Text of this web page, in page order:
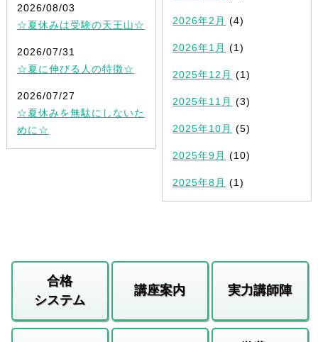
2026/08/03
☆夏休みは受験の天王山☆
2026/07/31
☆夏に伸びる人の特徴☆
2026/07/27
☆夏休みを無駄にしないた
めに☆
2026年2月 (4)
2026年1月 (1)
2025年12月 (1)
2025年11月 (3)
2025年10月 (5)
2025年9月 (10)
2025年8月 (1)
合格
システム
講座案内 実力講師陣